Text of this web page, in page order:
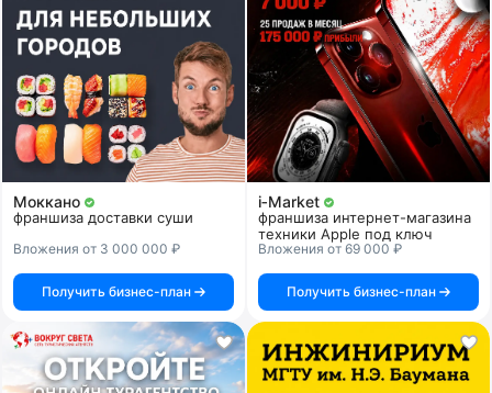
Моккано
франшиза доставки суши
Вложения от 3 000 000 ₽
Получить бизнес-план
i‑Market
франшиза интернет-магазина
техники Apple под ключ
Вложения от 69 000 ₽
Получить бизнес-план